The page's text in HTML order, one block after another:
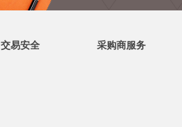
交易安全 采购商服务